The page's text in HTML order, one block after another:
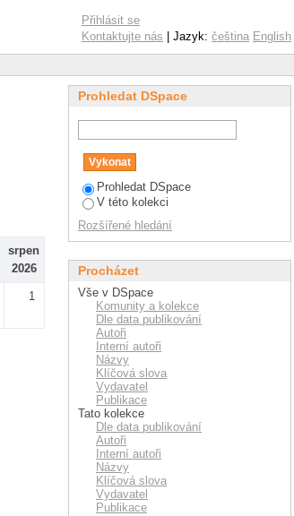
Přihlásit se
Kontaktujte nás | Jazyk: čeština English
srpen
2026
1
Prohledat DSpace
Prohledat DSpace
V této kolekci
Rozšířené hledání
Procházet
Vše v DSpace
Komunity a kolekce
Dle data publikování
Autoři
Interní autoři
Názvy
Klíčová slova
Vydavatel
Publikace
Tato kolekce
Dle data publikování
Autoři
Interní autoři
Názvy
Klíčová slova
Vydavatel
Publikace